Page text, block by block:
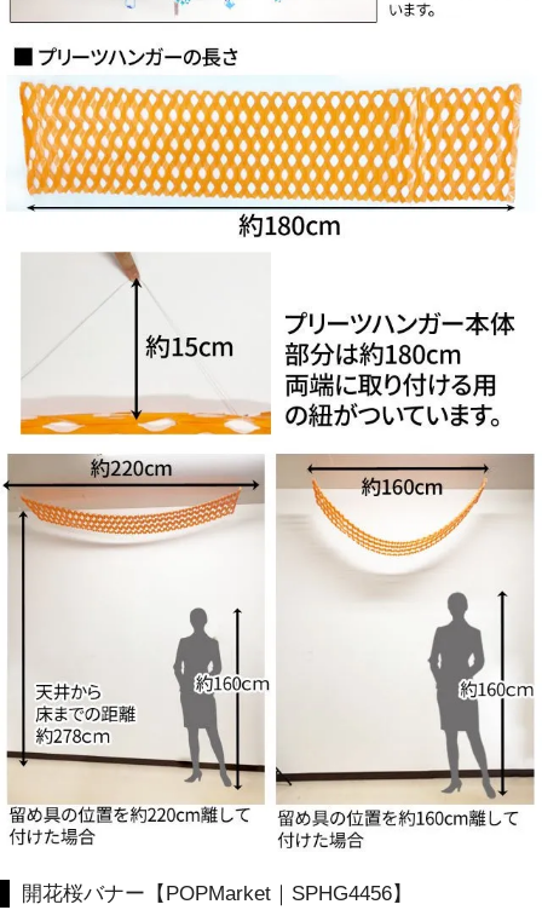
開花桜バナー【POPMarket｜SPHG4456】